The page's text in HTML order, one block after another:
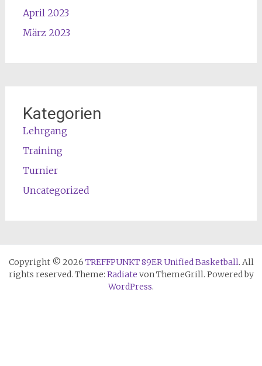
April 2023
März 2023
Kategorien
Lehrgang
Training
Turnier
Uncategorized
Copyright © 2026 TREFFPUNKT 89ER Unified Basketball. All
rights reserved. Theme: Radiate von ThemeGrill. Powered by
WordPress.